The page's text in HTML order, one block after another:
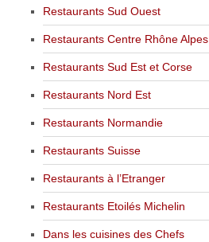
Restaurants Sud Ouest
Restaurants Centre Rhône Alpes
Restaurants Sud Est et Corse
Restaurants Nord Est
Restaurants Normandie
Restaurants Suisse
Restaurants à l’Etranger
Restaurants Etoilés Michelin
Dans les cuisines des Chefs